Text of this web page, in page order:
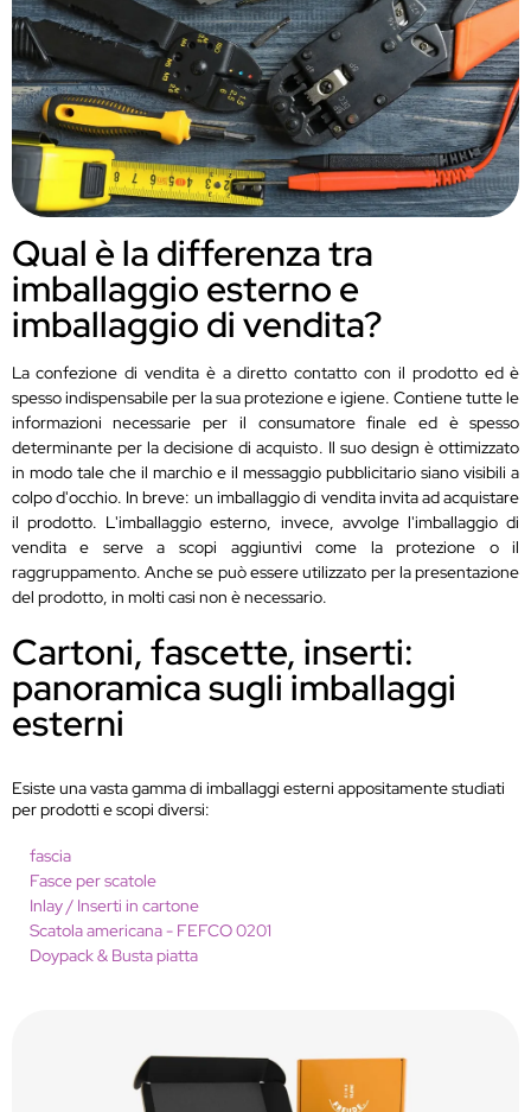
Qual è la differenza tra
imballaggio esterno e
imballaggio di vendita?
La confezione di vendita è a diretto contatto con il prodotto ed è
spesso indispensabile per la sua protezione e igiene. Contiene tutte le
informazioni necessarie per il consumatore finale ed è spesso
determinante per la decisione di acquisto. Il suo design è ottimizzato
in modo tale che il marchio e il messaggio pubblicitario siano visibili a
colpo d'occhio. In breve: un imballaggio di vendita invita ad acquistare
il prodotto. L'imballaggio esterno, invece, avvolge l'imballaggio di
vendita e serve a scopi aggiuntivi come la protezione o il
raggruppamento. Anche se può essere utilizzato per la presentazione
del prodotto, in molti casi non è necessario.
Cartoni, fascette, inserti:
panoramica sugli imballaggi
esterni
Esiste una vasta gamma di imballaggi esterni appositamente studiati
per prodotti e scopi diversi:
fascia
Fasce per scatole
Inlay / Inserti in cartone
Scatola americana - FEFCO 0201
Doypack & Busta piatta